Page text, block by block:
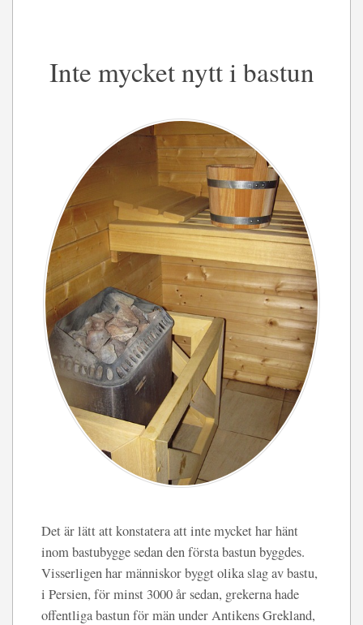
Inte mycket nytt i bastun
Det är lätt att konstatera att inte mycket har hänt
inom bastubygge sedan den första bastun byggdes.
Visserligen har människor byggt olika slag av bastu,
i Persien, för minst 3000 år sedan, grekerna hade
offentliga bastun för män under Antikens Grekland,